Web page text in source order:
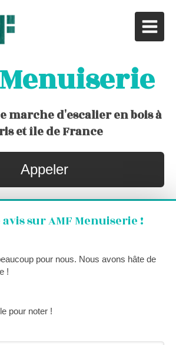
marche d'escalier en bois à
et île de France
Appeler
sur AMF Menuiserie !
pour nous. Nous avons hâte de
!
pour noter !